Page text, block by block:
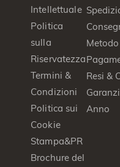
Intellettuale
Politica
sulla
Riservatezza
Termini &
Condizioni
Politica sui
Cookie
Stampa&PR
Brochure del
Resi &
Anno